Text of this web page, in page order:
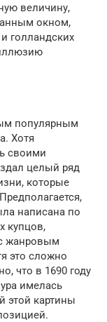
величину,
окном,
голландских
популярным
Хотя
своими
целый ряд
которые
написана по
купцов,
жанровым
это сложно
что в 1690 году
имелась
этой картины